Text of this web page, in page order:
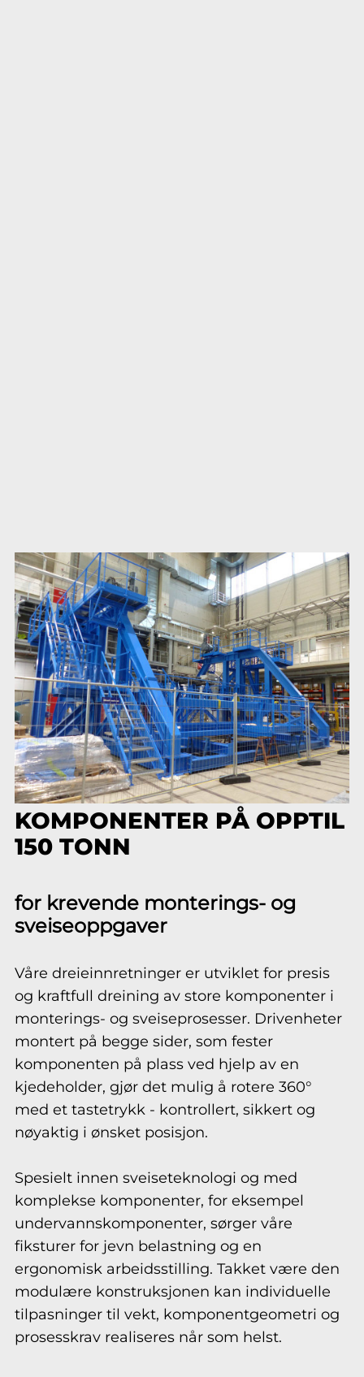
KOMPONENTER PÅ OPPTIL
150 TONN
for krevende monterings- og
sveiseoppgaver
Våre dreieinnretninger er utviklet for presis
og kraftfull dreining av store komponenter i
monterings- og sveiseprosesser. Drivenheter
montert på begge sider, som fester
komponenten på plass ved hjelp av en
kjedeholder, gjør det mulig å rotere 360°
med et tastetrykk - kontrollert, sikkert og
nøyaktig i ønsket posisjon.
Spesielt innen sveiseteknologi og med
komplekse komponenter, for eksempel
undervannskomponenter, sørger våre
fiksturer for jevn belastning og en
ergonomisk arbeidsstilling. Takket være den
modulære konstruksjonen kan individuelle
tilpasninger til vekt, komponentgeometri og
prosesskrav realiseres når som helst.